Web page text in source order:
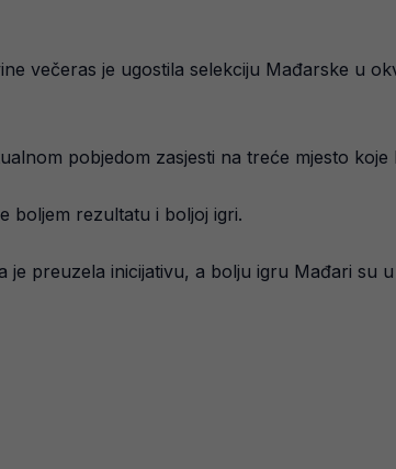
večeras je ugostila selekciju Mađarske u
pobjedom zasjesti na treće mjesto
boljem rezultatu i boljoj igri.
preuzela inicijativu, a bolju igru Mađari su